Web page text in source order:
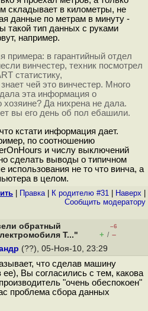
складывает в километры, не
данные по метрам в минуту -
такой тип данных с руками
например.
примера: в гарантийный отдел
винчестер, техник посмотрел
статистику,
чей это винчестер. Много
эта информация о
хозяине? Да нихрена не дала.
вы его день об пол ебашили.
кстати информация дает.
по соотношению
и числу выключений
сделать выводы о типичном
использования не то что винча, а
в целом.
Правка| К родителю #31 Наверх
Cообщить модератору
обратный
T..."
–6
+ / –
(??), 05-Ноя-10, 23:29
что сделав машину
ее), Вы согласились с тем, какова
"очень обеспокоен"
проблема сбора данных